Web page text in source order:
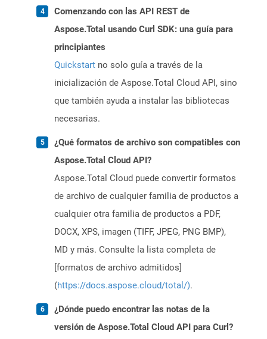
Comenzando con las API REST de
Aspose.Total usando Curl SDK: una guía para
principiantes
Quickstart no solo guía a través de la
inicialización de Aspose.Total Cloud API, sino
que también ayuda a instalar las bibliotecas
necesarias.
¿Qué formatos de archivo son compatibles con
Aspose.Total Cloud API?
Aspose.Total Cloud puede convertir formatos
de archivo de cualquier familia de productos a
cualquier otra familia de productos a PDF,
DOCX, XPS, imagen (TIFF, JPEG, PNG BMP),
MD y más. Consulte la lista completa de
[formatos de archivo admitidos]
(https://docs.aspose.cloud/total/).
¿Dónde puedo encontrar las notas de la
versión de Aspose.Total Cloud API para Curl?